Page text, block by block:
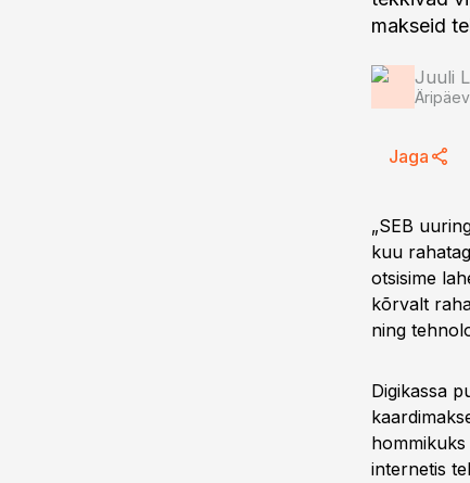
makseid
Juuli
Jaga
„SEB
kuu
otsisime
kõrvalt
ning
Digikassa
internetis